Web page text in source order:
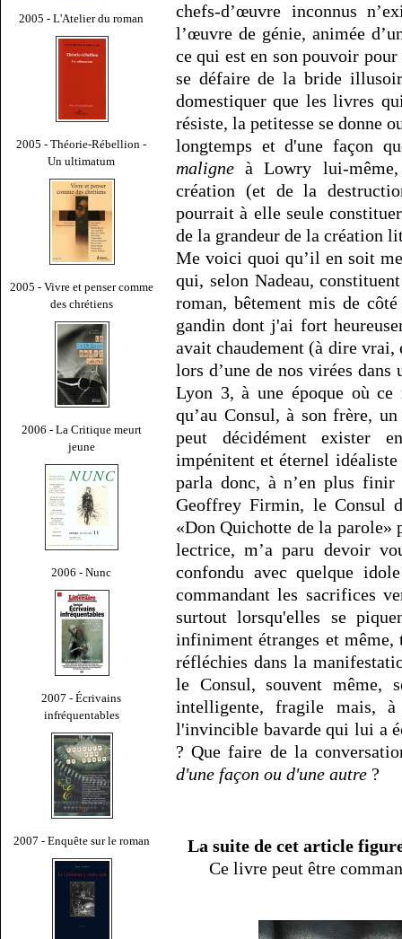
2005 - L'Atelier du roman
2005 - Théorie-Rébellion -
Un ultimatum
2005 - Vivre et penser comme
des chrétiens
2006 - La Critique meurt
jeune
2006 - Nunc
2007 - Écrivains
infréquentables
2007 - Enquête sur le roman
chefs-d’œuvre inconnus
l’œuvre de génie, animée
ce qui est en son pouvoir
se défaire de la bride
domestiquer que les livres
résiste, la petitesse se donne
longtemps et d'une façon
maligne à Lowry lui-
création (et de la
pourrait à elle seule
de la grandeur de la création
Me voici quoi qu’il en soit
qui, selon Nadeau,
roman, bêtement mis de
gandin dont j'ai fort
avait chaudement (à dire
lors d’une de nos virées
Lyon 3, à une époque où ce
qu’au Consul, à son frère,
peut décidément exister
impénitent et éternel
parla donc, à n’en plus finir
Geoffrey Firmin, le Consul
«Don Quichotte de la parole»
lectrice, m’a paru devoir
confondu avec quelque
commandant les sacrifices
surtout lorsqu'elles se
infiniment étranges et même,
réfléchies dans la
le Consul, souvent même,
intelligente, fragile mais,
l'invincible bavarde qui lui a
? Que faire de la
d'une façon ou d'une autre ?
La suite de cet article
Ce livre peut être